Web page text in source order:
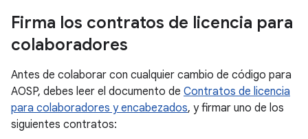
Firma los contratos de licencia para
colaboradores
Antes de colaborar con cualquier cambio de código para
AOSP, debes leer el documento de Contratos de licencia
para colaboradores y encabezados, y firmar uno de los
siguientes contratos: